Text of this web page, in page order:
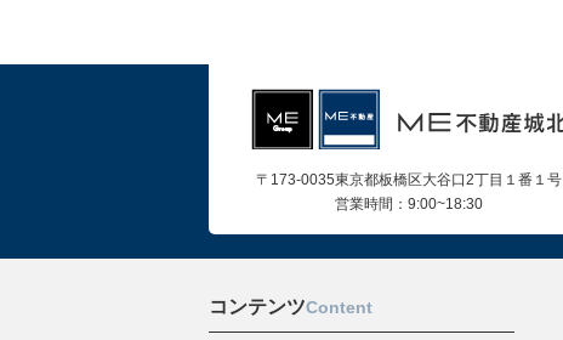
〒173-0035東京都板橋区大谷口2丁目１番１号
営業時間：9:00~18:30
コンテンツContent